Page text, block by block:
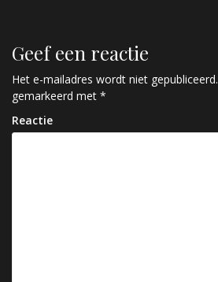
i
c
h
t
Geef een reactie
Het e-mailadres wordt niet gepubliceerd.
gemarkeerd met *
Reactie